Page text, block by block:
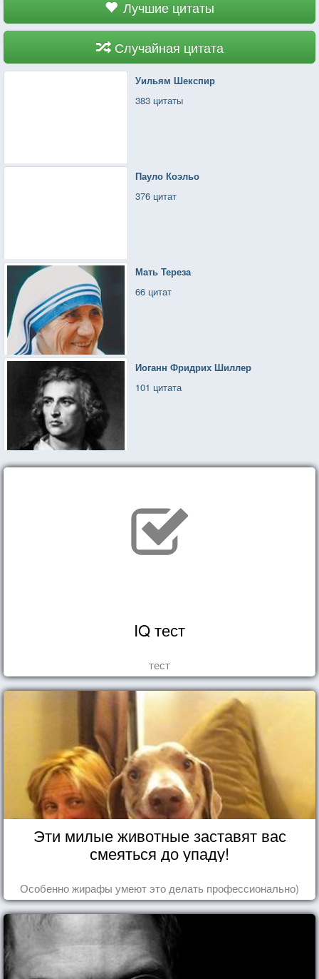
Молочник нервно усмехается и отвечает:
— Я только хотел вам сказать, что первый слой
Лучшие цитаты
Случайная цитата
Уильям Шекспир
383 цитаты
Пауло Коэльо
376 цитат
Мать Тереза
66 цитат
Иоганн Фридрих Шиллер
101 цитата
IQ тест
тест
Эти милые животные заставят вас
смеяться до упаду!
Особенно жирафы умеют это делать профессионально)